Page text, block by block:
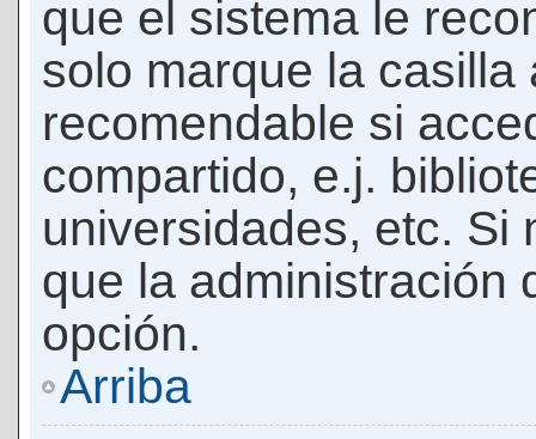
que el sistema le
solo marque la casilla
recomendable si
compartido, e.j.
universidades, etc. Si
que la administración
opción.
Arriba